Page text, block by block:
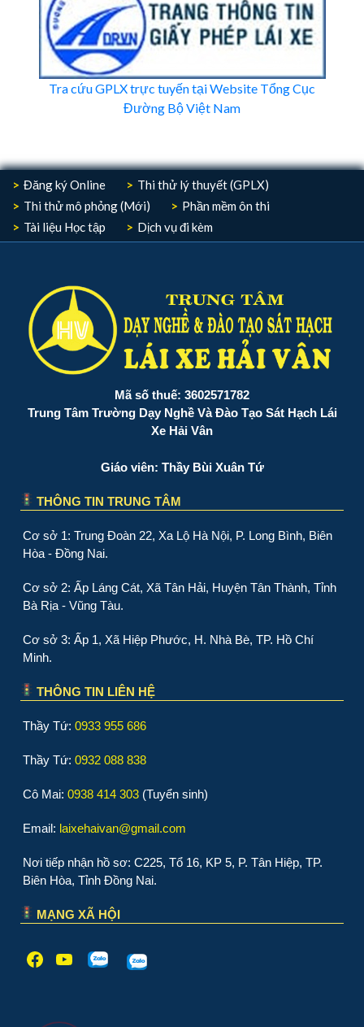
Tra cứu GPLX trực tuyến tại Website Tổng Cục
Đường Bộ Việt Nam
Đăng ký Online
Thi thử lý thuyết (GPLX)
Thi thử mô phỏng (Mới)
Phần mềm ôn thi
Tài liệu Học tập
Dịch vụ đi kèm
Mã số thuế: 3602571782
Trung Tâm Trường Dạy Nghề Và Đào Tạo Sát Hạch Lái
Xe Hải Vân
Giáo viên: Thầy Bùi Xuân Tứ
THÔNG TIN TRUNG TÂM
Cơ sở 1: Trung Đoàn 22, Xa Lộ Hà Nội, P. Long Bình, Biên
Hòa - Đồng Nai.
Cơ sở 2: Ấp Láng Cát, Xã Tân Hải, Huyện Tân Thành, Tỉnh
Bà Rịa - Vũng Tàu.
Cơ sở 3: Ấp 1, Xã Hiệp Phước, H. Nhà Bè, TP. Hồ Chí
Minh.
THÔNG TIN LIÊN HỆ
Thầy Tứ: 0933 955 686
Thầy Tứ: 0932 088 838
Cô Mai: 0938 414 303 (Tuyển sinh)
Email: laixehaivan@gmail.com
Nơi tiếp nhận hồ sơ: C225, Tổ 16, KP 5, P. Tân Hiệp, TP.
Biên Hòa, Tỉnh Đồng Nai.
MẠNG XÃ HỘI
Facebook
YoutubeWordPressWordPress